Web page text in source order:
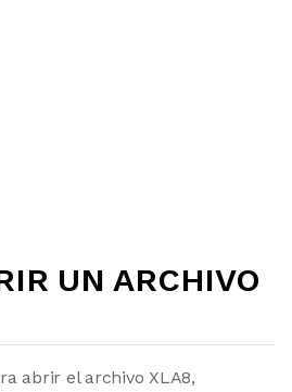
UN ARCHIVO
abrir el archivo XLA8,